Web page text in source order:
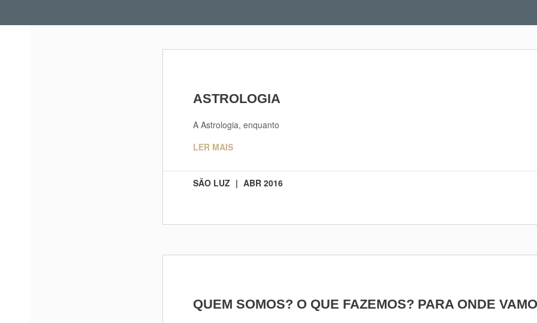
ASTROLOGIA
A Astrologia, enquanto
LER MAIS
SÃO LUZ ABR 2016
QUEM SOMOS? O QUE FAZEMOS? PARA ONDE